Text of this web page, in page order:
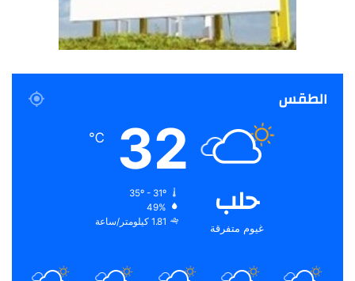
الطقس
حلب
غيوم متفرقة
32
℃
35º - 31º
49%
1.81 كيلومتر/ساعة